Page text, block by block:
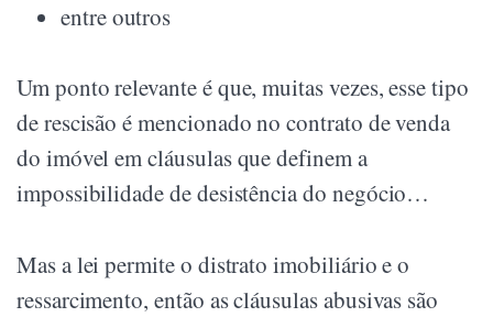
entre outros
Um ponto relevante é que, muitas vezes, esse tipo
de rescisão é mencionado no contrato de venda
do imóvel em cláusulas que definem a
impossibilidade de desistência do negócio…
Mas a lei permite o distrato imobiliário e o
ressarcimento, então as cláusulas abusivas são